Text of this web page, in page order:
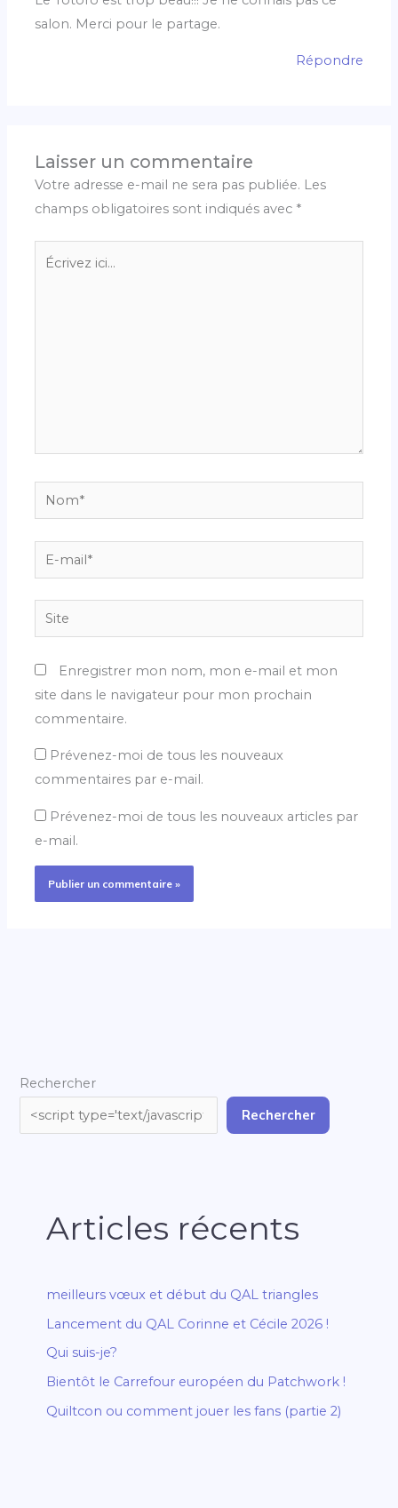
salon. Merci pour le partage.
Répondre
Laisser un commentaire
Votre adresse e-mail ne sera pas publiée. Les
champs obligatoires sont indiqués avec *
Écrivez
Nom*
E-
mail*
Site
Enregistrer mon nom, mon e-mail et mon
site dans le navigateur pour mon prochain
commentaire.
Prévenez-moi de tous les nouveaux
commentaires par e-mail.
Prévenez-moi de tous les nouveaux articles par
e-mail.
Rechercher
Rechercher
Articles récents
meilleurs vœux et début du QAL triangles
Lancement du QAL Corinne et Cécile 2026 !
Qui suis-je?
Bientôt le Carrefour européen du Patchwork !
Quiltcon ou comment jouer les fans (partie 2)